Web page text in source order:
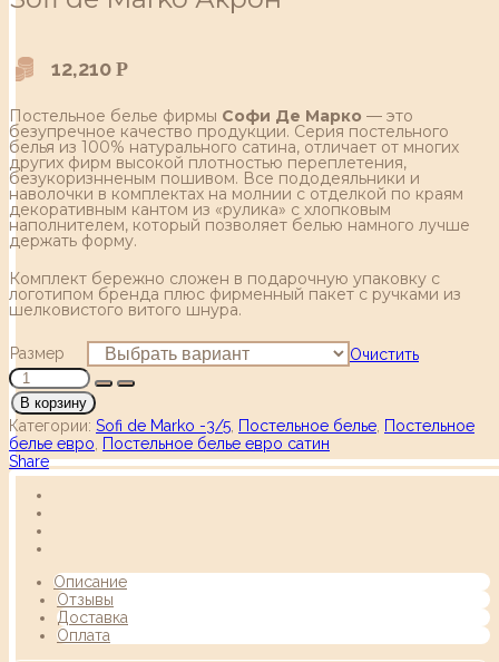
12,210 Р
Постельное белье фирмы Софи Де Марко — это
безупречное качество продукции. Серия постельного
белья из 100% натурального сатина, отличает от многих
других фирм высокой плотностью переплетения,
безукоризнненым пошивом. Все пододеяльники и
наволочки в комплектах на молнии с отделкой по краям
декоративным кантом из «рулика» с хлопковым
наполнителем, который позволяет белью намного лучше
держать форму.
Комплект бережно сложен в подарочную упаковку с
логотипом бренда плюс фирменный пакет с ручками из
шелковистого витого шнура.
Размер Очистить
В корзину
Категории: Sofi de Marko -3/5 Постельное белье Постельное
белье евро
Постельное белье евро сатин
Share
Описание
Отзывы
Доставка
Оплата